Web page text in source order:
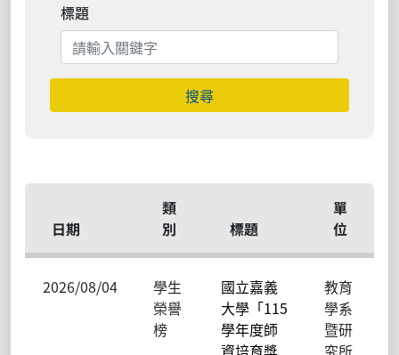
標題
搜尋
日期
類
別
標題
單
位
2026/08/04
學生
榮譽
榜
國立嘉義
大學「115
學年度師
資培育獎
教育
學系
暨研
究所